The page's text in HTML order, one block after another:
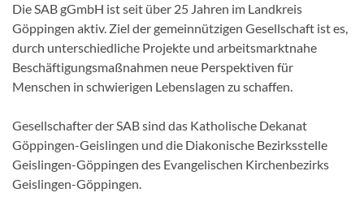
Die SAB gGmbH ist seit über 25 Jahren im Landkreis
Göppingen aktiv. Ziel der gemeinnützigen Gesellschaft ist es,
durch unterschiedliche Projekte und arbeitsmarktnahe
Beschäftigungsmaßnahmen neue Perspektiven für
Menschen in schwierigen Lebenslagen zu schaffen.
Gesellschafter der SAB sind das Katholische Dekanat
Göppingen-Geislingen und die Diakonische Bezirksstelle
Geislingen-Göppingen des Evangelischen Kirchenbezirks
Geislingen-Göppingen.